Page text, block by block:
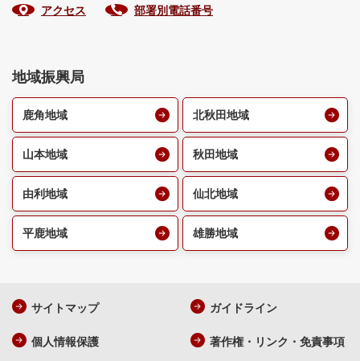
アクセス 部署別電話番号
地域振興局
鹿角地域 北秋田地域
山本地域 秋田地域
由利地域 仙北地域
平鹿地域 雄勝地域
サイトマップ ガイドライン
個人情報保護 著作権・リンク・免責事項